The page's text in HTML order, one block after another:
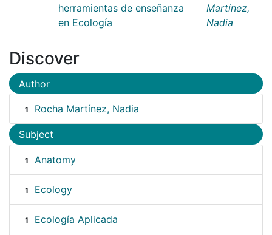
herramientas de enseñanza
en Ecología
Martínez,
Nadia
Discover
Author
1 Rocha Martínez, Nadia
Subject
1 Anatomy
1 Ecology
1 Ecología Aplicada